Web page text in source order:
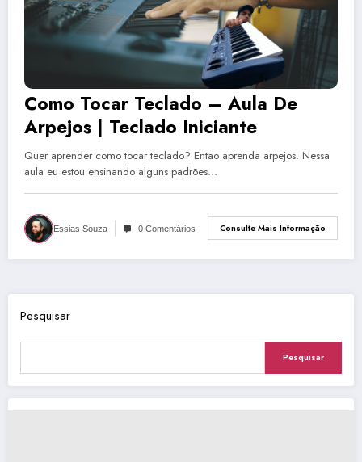
Como Tocar Teclado – Aula De
Arpejos | Teclado Iniciante
Quer aprender como tocar teclado? Então aprenda arpejos. Nessa
aula eu estou ensinando alguns padrões…
Essias Souza 0 Comentários Consulte Mais Informação
Pesquisar
Pesquisar